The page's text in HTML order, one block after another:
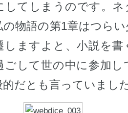
してしまうのです。ネ
物語の第1章はつら
しますよと、小説を書
ごして世の中に参加し
だとも言っていまし